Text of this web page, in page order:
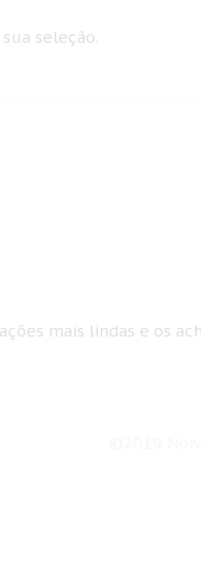
seleção.
mais lindas e os